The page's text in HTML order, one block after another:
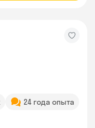
24 года опыта